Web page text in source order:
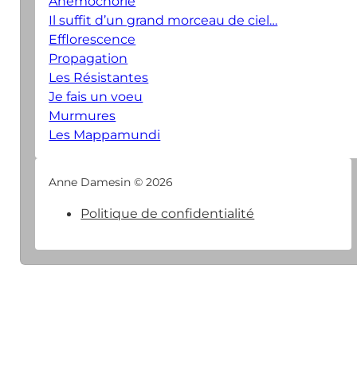
Il suffit d’un grand morceau de ciel…
Efflorescence
Propagation
Les Résistantes
Je fais un voeu
Murmures
Les Mappamundi
Anne Damesin © 2026
Politique de confidentialité